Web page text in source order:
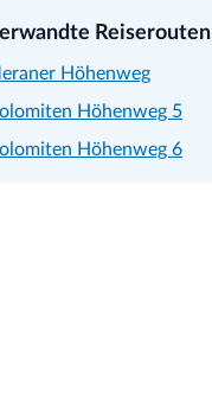
Reiserouten
Höhenweg
Höhenweg 5
Höhenweg 6